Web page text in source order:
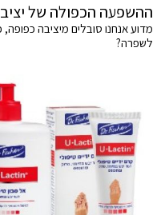
ההשפעה הכפולה של
מדוע אנחנו סובלים מיציבה
לשפרה?